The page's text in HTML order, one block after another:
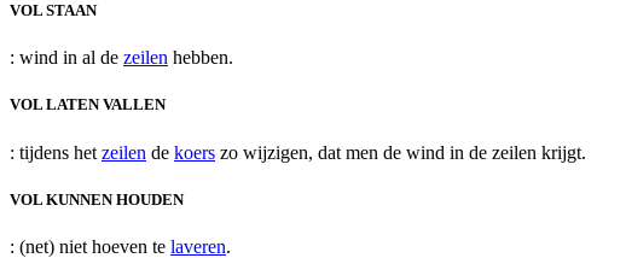
VOL STAAN
: wind in al de zeilen hebben.
VOL LATEN VALLEN
: tijdens het zeilen de koers zo wijzigen, dat men de wind in de zeilen krijgt.
VOL KUNNEN HOUDEN
: (net) niet hoeven te laveren.